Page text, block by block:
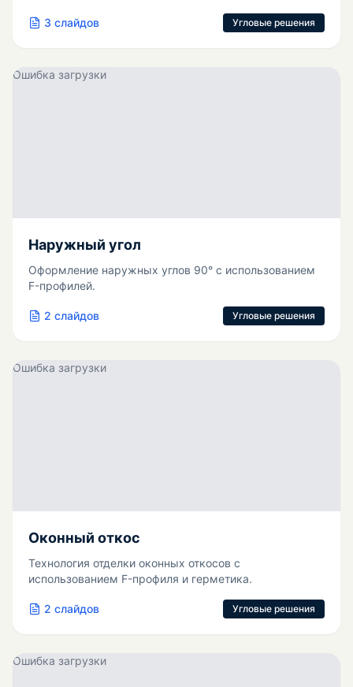
3 слайдов Угловые решения
Ошибка загрузки
Наружный угол
Оформление наружных углов 90° с использованием
F-профилей.
2 слайдов Угловые решения
Ошибка загрузки
Оконный откос
Технология отделки оконных откосов с
использованием F-профиля и герметика.
2 слайдов Угловые решения
Ошибка загрузки